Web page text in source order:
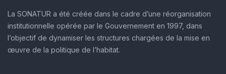
La SONATUR a été créée dans le cadre d’une réorganisation
institutionnelle opérée par le Gouvernement en 1997, dans
l’objectif de dynamiser les structures chargées de la mise en
œuvre de la politique de l’habitat.